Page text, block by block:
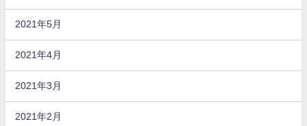
2021年5月
2021年4月
2021年3月
2021年2月